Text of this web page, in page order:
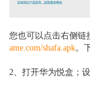
您也可以点击右侧链
ame.com/shafa.apk。
2、打开华为悦盒；